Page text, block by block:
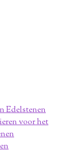
Edelstenen
voor het